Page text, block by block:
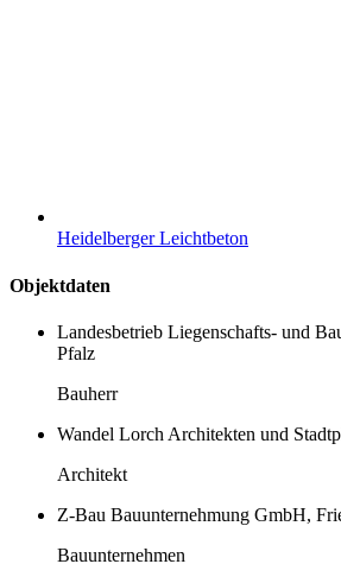
Heidelberger Leichtbeton
Objektdaten
Landesbetrieb Liegenschafts- und
Pfalz
Bauherr
Wandel Lorch Architekten und
Architekt
Z-Bau Bauunternehmung GmbH,
Bauunternehmen